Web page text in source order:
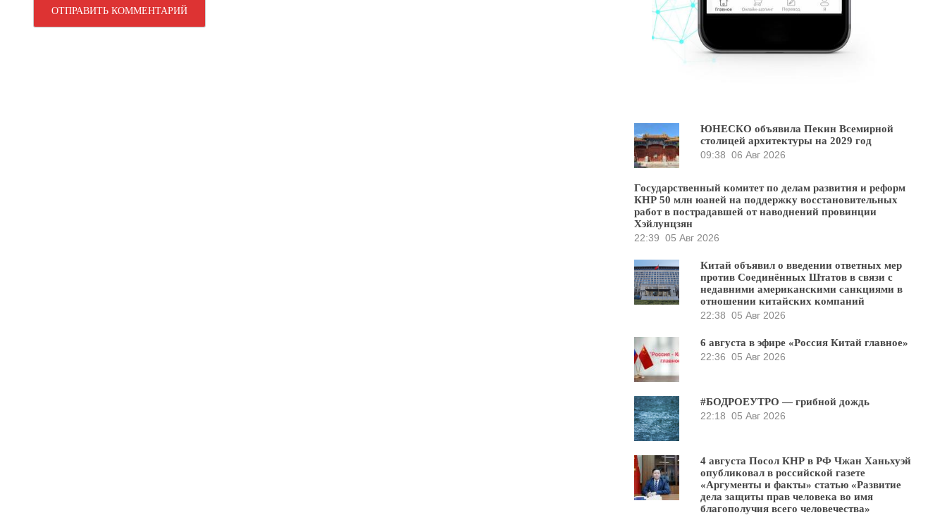
ЮНЕСКО объявила Пекин Всемирной
столицей архитектуры на 2029 год
09:38 06 Авг 2026
Государственный комитет по делам развития и реформ
КНР 50 млн юаней на поддержку восстановительных
работ в пострадавшей от наводнений провинции
Хэйлунцзян
22:39 05 Авг 2026
Китай объявил о введении ответных мер
против Соединённых Штатов в связи с
недавними американскими санкциями в
отношении китайских компаний
22:38 05 Авг 2026
6 августа в эфире «Россия Китай главное»
22:36 05 Авг 2026
#БОДРОЕУТРО — грибной дождь
22:18 05 Авг 2026
4 августа Посол КНР в РФ Чжан Ханьхуэй
опубликовал в российской газете
«Аргументы и факты» статью «Развитие
дела защиты прав человека во имя
благополучия всего человечества»